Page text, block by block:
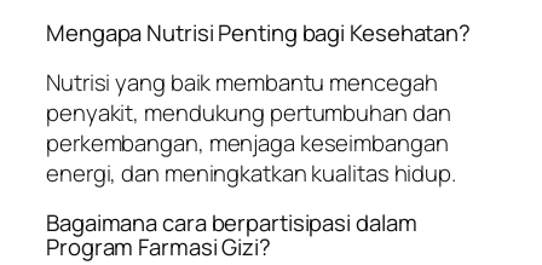
Mengapa Nutrisi Penting bagi Kesehatan?
Nutrisi yang baik membantu mencegah
penyakit, mendukung pertumbuhan dan
perkembangan, menjaga keseimbangan
energi, dan meningkatkan kualitas hidup.
Bagaimana cara berpartisipasi dalam
Program Farmasi Gizi?